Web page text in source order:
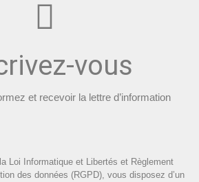
vous
et recevoir la lettre d’information
Loi Informatique et Libertés et Règlement
des données (RGPD), vous disposez d’un